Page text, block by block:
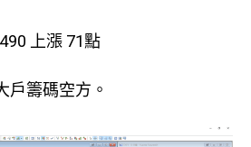
上漲 71點
戶籌碼空方。